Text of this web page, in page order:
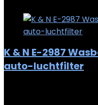
K & N E-2987
auto-luchtfilter